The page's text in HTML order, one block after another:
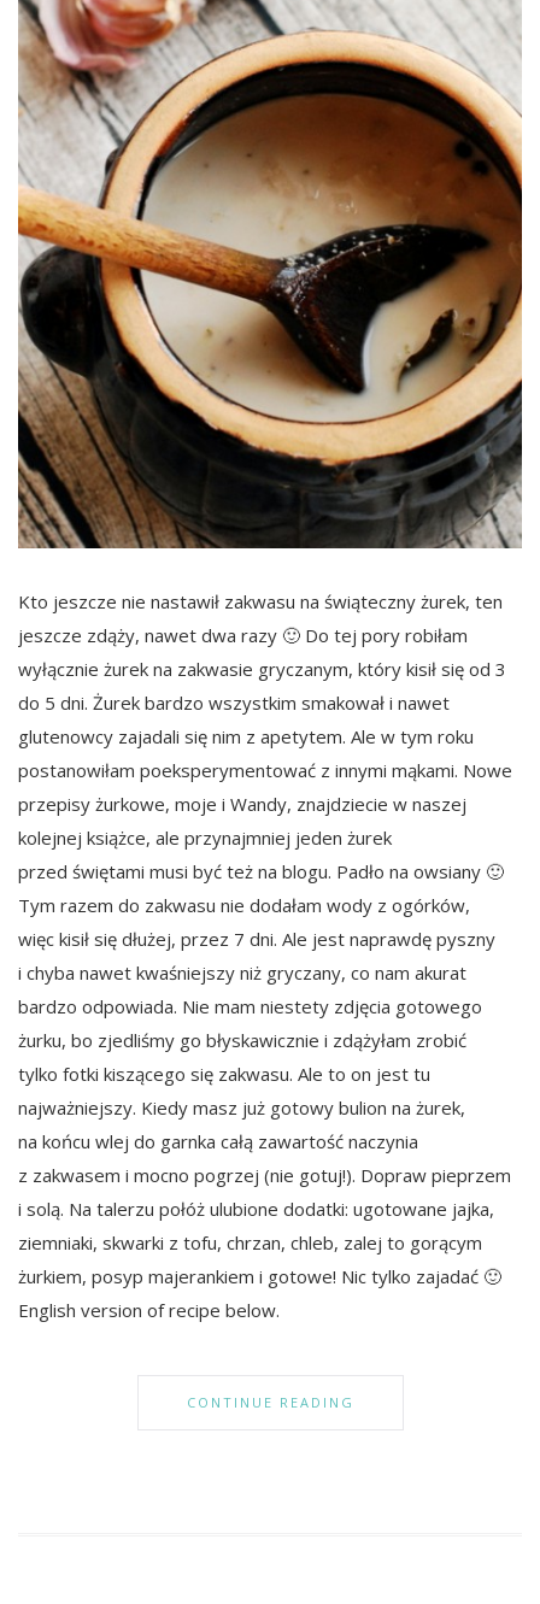
Kto jeszcze nie nastawił zakwasu na świąteczny żurek, ten
jeszcze zdąży, nawet dwa razy 🙂 Do tej pory robiłam
wyłącznie żurek na zakwasie gryczanym, który kisił się od 3
do 5 dni. Żurek bardzo wszystkim smakował i nawet
glutenowcy zajadali się nim z apetytem. Ale w tym roku
postanowiłam poeksperymentować z innymi mąkami. Nowe
przepisy żurkowe, moje i Wandy, znajdziecie w naszej
kolejnej książce, ale przynajmniej jeden żurek
przed świętami musi być też na blogu. Padło na owsiany 🙂
Tym razem do zakwasu nie dodałam wody z ogórków,
więc kisił się dłużej, przez 7 dni. Ale jest naprawdę pyszny
i chyba nawet kwaśniejszy niż gryczany, co nam akurat
bardzo odpowiada. Nie mam niestety zdjęcia gotowego
żurku, bo zjedliśmy go błyskawicznie i zdążyłam zrobić
tylko fotki kiszącego się zakwasu. Ale to on jest tu
najważniejszy. Kiedy masz już gotowy bulion na żurek,
na końcu wlej do garnka całą zawartość naczynia
z zakwasem i mocno pogrzej (nie gotuj!). Dopraw pieprzem
i solą. Na talerzu połóż ulubione dodatki: ugotowane jajka,
ziemniaki, skwarki z tofu, chrzan, chleb, zalej to gorącym
żurkiem, posyp majerankiem i gotowe! Nic tylko zajadać 🙂
English version of recipe below.
CONTINUE READING